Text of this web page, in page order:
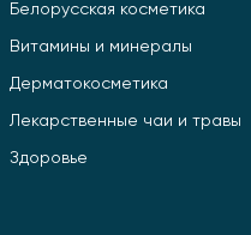
Белорусская косметика
Витамины и минералы
Дерматокосметика
Лекарственные чаи и травы
Здоровье